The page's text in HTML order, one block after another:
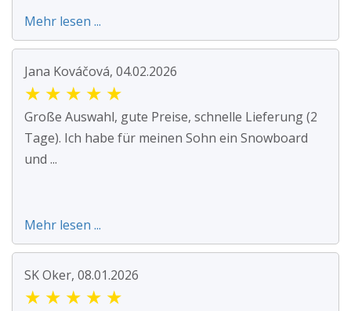
Mehr lesen ...
Jana Kováčová, 04.02.2026
★ ★ ★ ★ ★
Große Auswahl, gute Preise, schnelle Lieferung (2
Tage). Ich habe für meinen Sohn ein Snowboard
und ...
Mehr lesen ...
SK Oker, 08.01.2026
★ ★ ★ ★ ★